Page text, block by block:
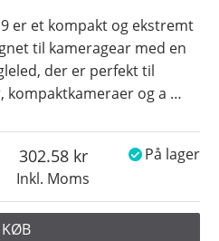
er et kompakt og ekstremt
til kameragear med en
der er perfekt til
kompaktkameraer og a …
Inkl. Moms
302.58 På lager
KØB